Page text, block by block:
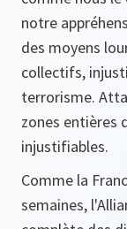
notre
des moyens
collectifs,
terrorisme.
zones entières
injustifiables.
Comme la
semaines,